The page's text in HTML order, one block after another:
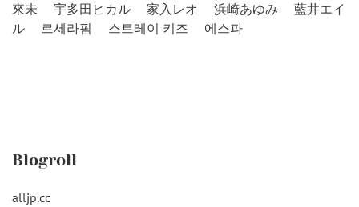
來未
宇多田ヒカル 家入レオ 浜崎あゆみ
藍井エイ
ル
르세라핌 스트레이 키즈 에스파
Blogroll
alljp.cc